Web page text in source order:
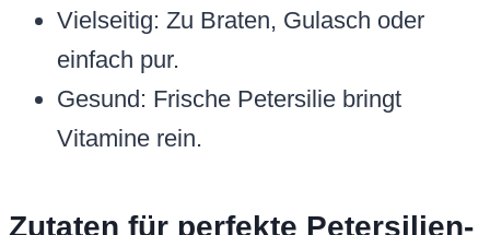
Vielseitig: Zu Braten, Gulasch oder
einfach pur.
Gesund: Frische Petersilie bringt
Vitamine rein.
Zutaten für perfekte Petersilien-